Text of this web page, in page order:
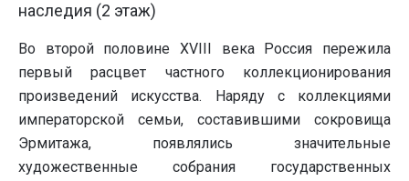
наследия (2 этаж)
Во второй половине XVIII века Россия пережила
первый расцвет частного коллекционирования
произведений искусства. Наряду с коллекциями
императорской семьи, составившими сокровища
Эрмитажа, появлялись значительные
художественные собрания государственных